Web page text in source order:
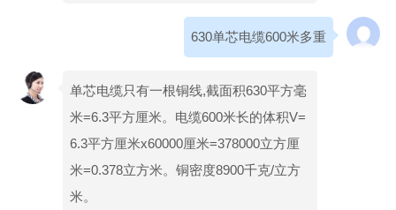
630单芯电缆600米多重
单芯电缆只有一根铜线,截面积630平方毫
米=6.3平方厘米。电缆600米长的体积V=
6.3平方厘米x60000厘米=378000立方厘
米=0.378立方米。铜密度8900千克/立方
米。